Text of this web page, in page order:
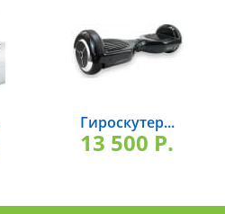
Гироскутер...
13 500 P.